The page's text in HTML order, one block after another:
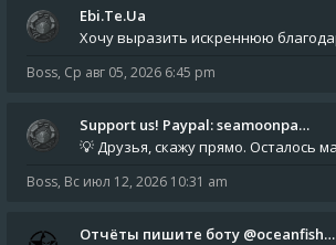
Ebi.Te.Ua
Boss, Ср авг 05, 2026 6:45 pm
Support us! Paypal: seamoonpa…
Boss, Вс июл 12, 2026 10:31 am
Отчёты пишите боту @oceanfish…